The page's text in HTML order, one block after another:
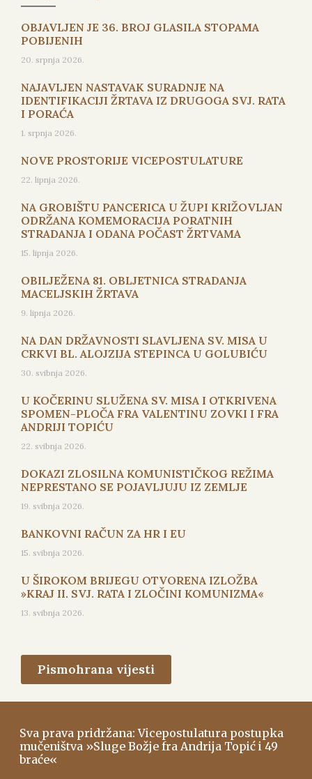
OBJAVLJEN JE 36. BROJ GLASILA STOPAMA
POBIJENIH
20. srpnja 2026.
NAJAVLJEN NASTAVAK SURADNJE NA
IDENTIFIKACIJI ŽRTAVA IZ DRUGOGA SVJ. RATA
I PORAĆA
1. srpnja 2026.
NOVE PROSTORIJE VICEPOSTULATURE
22. lipnja 2026.
NA GROBIŠTU PANCERICA U ŽUPI KRIŽOVLJAN
ODRŽANA KOMEMORACIJA PORATNIH
STRADANJA I ODANA POČAST ŽRTVAMA
15. lipnja 2026.
OBILJEŽENA 81. OBLJETNICA STRADANJA
MACELJSKIH ŽRTAVA
9. lipnja 2026.
NA DAN DRŽAVNOSTI SLAVLJENA SV. MISA U
CRKVI BL. ALOJZIJA STEPINCA U GOLUBIĆU
30. svibnja 2026.
U KOČERINU SLUŽENA SV. MISA I OTKRIVENA
SPOMEN-PLOČA FRA VALENTINU ZOVKI I FRA
ANDRIJI TOPIĆU
22. svibnja 2026.
DOKAZI ZLOSILNA KOMUNISTIČKOG REŽIMA
NEPRESTANO SE POJAVLJUJU IZ ZEMLJE
19. svibnja 2026.
BANKOVNI RAČUN ZA HR I EU
15. svibnja 2026.
U ŠIROKOM BRIJEGU OTVORENA IZLOŽBA
»KRAJ II. SVJ. RATA I ZLOČINI KOMUNIZMA«
13. svibnja 2026.
Pismohrana vijesti
Sva prava pridržana: Vicepostulatura postupka
mučeništva »Sluge Božje fra Andrija Topić i 49
braće«